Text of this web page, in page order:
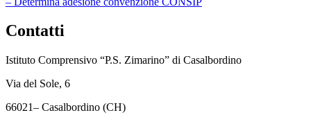
Contatti
Istituto Comprensivo “P.S. Zimarino” di Casalbordino
Via del Sole, 6
66021– Casalbordino (CH)